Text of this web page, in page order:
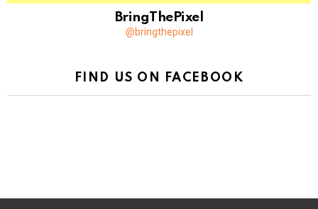
BringThePixel
@bringthepixel
FIND US ON FACEBOOK